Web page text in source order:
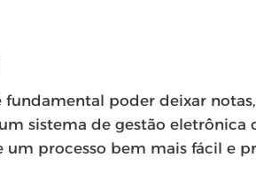
fundamental poder deixar
sistema de gestão eletrônica
processo bem mais fácil e